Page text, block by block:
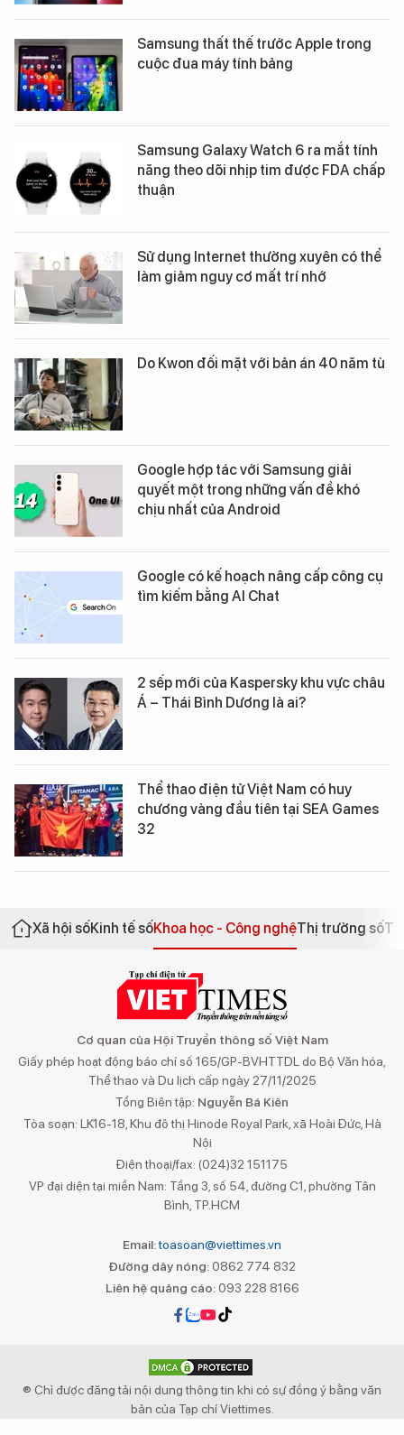
Samsung thất thế trước Apple trong
cuộc đua máy tính bảng
Samsung Galaxy Watch 6 ra mắt tính
năng theo dõi nhịp tim được FDA chấp
thuận
Sử dụng Internet thường xuyên có thể
làm giảm nguy cơ mất trí nhớ
Do Kwon đối mặt với bản án 40 năm tù
Google hợp tác với Samsung giải
quyết một trong những vấn đề khó
chịu nhất của Android
Google có kế hoạch nâng cấp công cụ
tìm kiếm bằng AI Chat
2 sếp mới của Kaspersky khu vực châu
Á – Thái Bình Dương là ai?
Thể thao điện tử Việt Nam có huy
chương vàng đầu tiên tại SEA Games
32
Xã hội sốKinh tế sốKhoa học - Công nghệThị trường số
Cơ quan của Hội Truyền thông số Việt Nam
Giấy phép hoạt động báo chí số 165/GP-BVHTTDL do Bộ Văn hóa,
Thể thao và Du lịch cấp ngày 27/11/2025
Tổng Biên tập: Nguyễn Bá Kiên
Tòa soạn: LK16-18, Khu đô thị Hinode Royal Park, xã Hoài Đức, Hà
Nội
Điện thoại/fax: (024)32 151175
VP đại diện tại miền Nam: Tầng 3, số 54, đường C1, phường Tân
Bình, TP.HCM
Email:toasoan@viettimes.vn
Đường dây nóng: 0862 774 832
Liên hệ quảng cáo:093 228 8166
® Chỉ được đăng tải nội dung thông tin khi có sự đồng ý bằng văn
bản của Tạp chí Viettimes.